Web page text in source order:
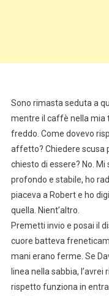
Sono rimasta seduta a
mentre il caffè nella mia
freddo. Come dovevo
affetto? Chiedere scusa
chiesto di essere? No.
profondo e stabile, ho
piaceva a Robert e ho
quella. Nient’altro.
Premetti invio e posai il
cuore batteva
mani erano ferme. Se
linea nella sabbia,
rispetto funziona in